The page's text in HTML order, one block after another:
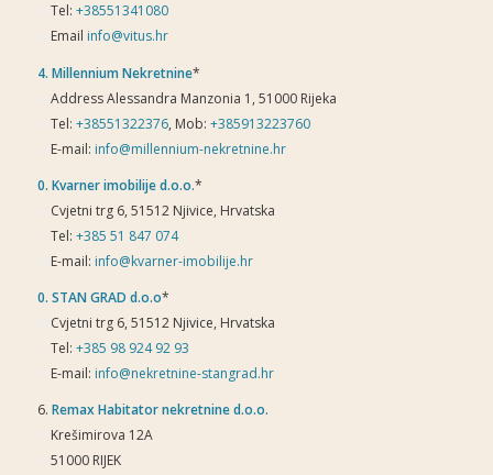
Tel: +38551341080
Email info@vitus.hr
4. Millennium Nekretnine*
Address Alessandra Manzonia 1, 51000 Rijeka
Tel: +38551322376, Mob: +385913223760
E-mail: info@millennium-nekretnine.hr
0. Kvarner imobilije d.o.o.*
Cvjetni trg 6, 51512 Njivice, Hrvatska
Tel: +385 51 847 074
E-mail: info@kvarner-imobilije.hr
0. STAN GRAD d.o.o*
Cvjetni trg 6, 51512 Njivice, Hrvatska
Tel: +385 98 924 92 93
E-mail: info@nekretnine-stangrad.hr
6. Remax Habitator nekretnine d.o.o.
Krešimirova 12A
51000 RIJEK